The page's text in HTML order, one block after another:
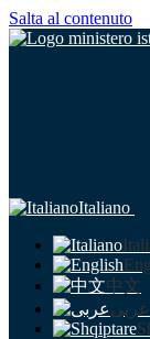
Salta al contenuto
Italiano
中文
عربى